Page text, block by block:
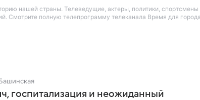
нашей страны. Телеведущие, актеры, политики,
Смотрите полную телепрограмму телеканала Время для
госпитализация и неожиданный